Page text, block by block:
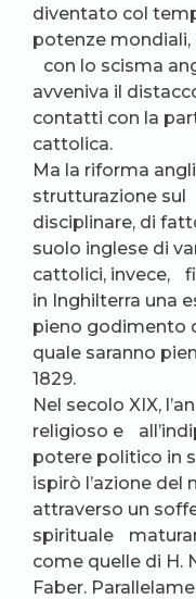
diventato col
potenze mondiali,
con lo scisma
avveniva il
contatti con la
cattolica.
Ma la riforma
strutturazione
disciplinare, di
suolo inglese di
cattolici, invece,
in Inghilterra una
pieno godimento
quale saranno
1829.
Nel secolo XIX,
religioso e
potere politico in
ispirò l’azione
attraverso un
spirituale
come quelle di H.
Faber.